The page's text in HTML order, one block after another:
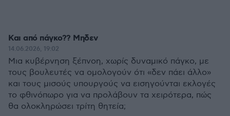
Και από πάγκο?? Μηδεν
14.06.2026, 19:02
Μια κυβέρνηση ξέπνοη, χωρίς δυναμικό πάγκο, με
τους βουλευτές να ομολογούν ότι «δεν πάει άλλο»
και τους μισούς υπουργούς να εισηγούνται εκλογές
το φθινόπωρο για να προλάβουν τα χειρότερα, πώς
θα ολοκληρώσει τρίτη θητεία;